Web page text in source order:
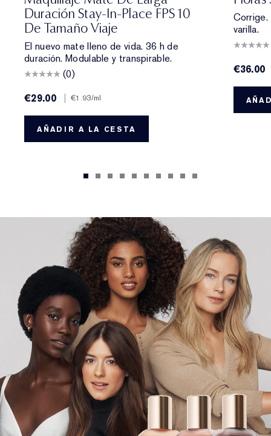
Duración Stay-In-Place FPS 10
De Tamaño Viaje
El nuevo mate lleno de vida. 36 h de
duración. Modulable y transpirable.
(0)
€29.00
| €1.93/ml
AÑADIR A LA CESTA
Corrige.
varilla.
€36.00